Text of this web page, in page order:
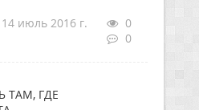
14 июль 2016 г.
0
0